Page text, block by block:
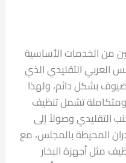
من الخدمات الأساسية
العربي التقليدي الذي
بشكل دائم، ولهذا
تشمل تنظيف
التقليدي وصولاً إلى
المحيطة بالمجلس، مع
مثل أجهزة البخار